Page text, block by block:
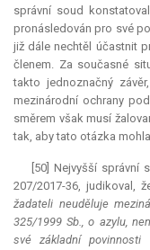
správní soud
pronásledován pro své
již dále nechtěl účastnit
členem. Za současné
takto jednoznačný
mezinárodní ochrany
směrem však musí
tak, aby tato otázka
[50] Nejvyšší
207/2017-36, judikoval,
žadateli neuděluje
325/1999 Sb., o azylu,
své základní